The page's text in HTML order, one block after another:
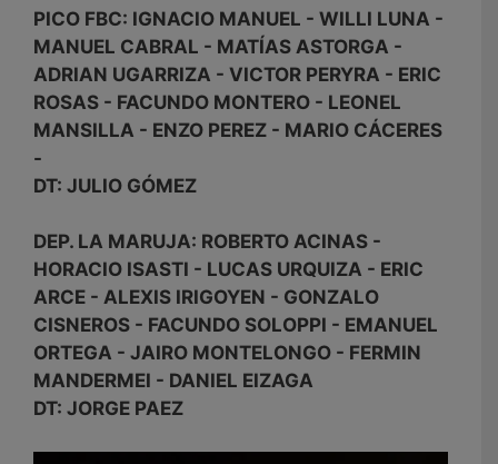
PICO FBC: IGNACIO MANUEL - WILLI LUNA -
MANUEL CABRAL - MATÍAS ASTORGA -
ADRIAN UGARRIZA - VICTOR PERYRA - ERIC
ROSAS - FACUNDO MONTERO - LEONEL
MANSILLA - ENZO PEREZ - MARIO CÁCERES
-
DT: JULIO GÓMEZ
DEP. LA MARUJA: ROBERTO ACINAS -
HORACIO ISASTI - LUCAS URQUIZA - ERIC
ARCE - ALEXIS IRIGOYEN - GONZALO
CISNEROS - FACUNDO SOLOPPI - EMANUEL
ORTEGA - JAIRO MONTELONGO - FERMIN
MANDERMEI - DANIEL EIZAGA
DT: JORGE PAEZ